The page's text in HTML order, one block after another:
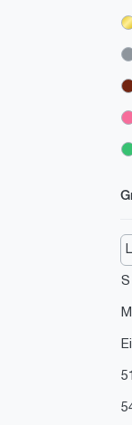
L
S
M
51